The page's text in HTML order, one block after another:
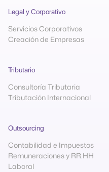
Legal y Corporativo
Servicios Corporativos
Creación de Empresas
Tributario
Consultoría Tributaria
Tributación Internacional
Outsourcing
Contabilidad e Impuestos
Remuneraciones y RR.HH
Laboral